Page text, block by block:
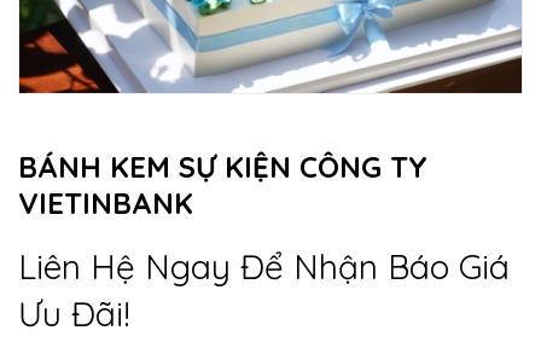
BÁNH KEM SỰ KIỆN CÔNG TY
VIETINBANK
Liên Hệ Ngay Để Nhận Báo Giá
Ưu Đãi!